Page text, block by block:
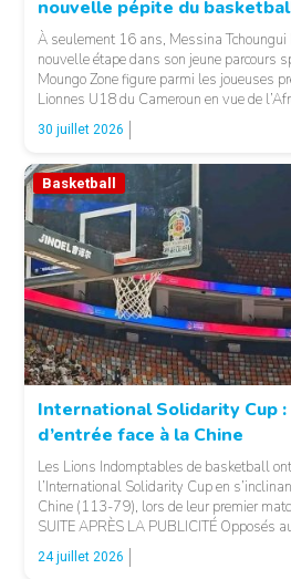
nouvelle pépite du
À seulement 16 ans, Messina Tchoungui
nouvelle étape dans son jeune parcours
Moungo Zone figure parmi les joueuses
Lionnes U18 du Cameroun en vue de
2026, qui se déroulera à Abidjan, en Côte
LA PUBLICITÉ […]
30 juillet 2026
Basketball
International Solidarity Cup :
d’entrée face à la Chine
Les Lions Indomptables de basketball
l’International Solidarity Cup en
Chine (113-79), lors de leur premier
SUITE APRÈS LA PUBLICITÉ Opposés
Camerounais ont rapidement été mis en
offensive et l’intensité des Chinois, qui […]
24 juillet 2026